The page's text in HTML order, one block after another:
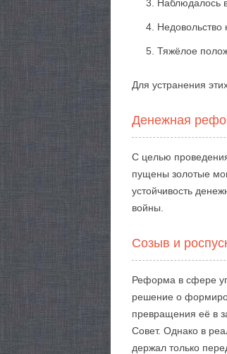
Наблюдалось
Недовольство
Тяжёлое
Для устранения
Денежная
С целью
пущены золотые
устойчивость
войны.
Созыв и
Реформа в сфере
решение о
превращения её в
Совет. Однако в
держал только